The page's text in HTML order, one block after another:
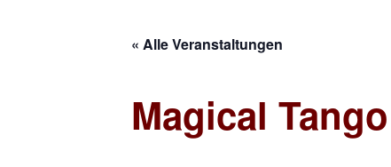
« Alle Veranstaltungen
Magical Tango